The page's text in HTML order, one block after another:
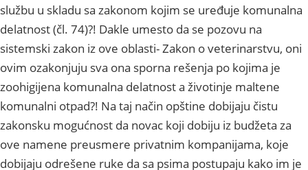
službu u skladu sa zakonom kojim se uređuje komunalna
delatnost (čl. 74)?! Dakle umesto da se pozovu na
sistemski zakon iz ove oblasti- Zakon o veterinarstvu, oni
ovim ozakonjuju sva ona sporna rešenja po kojima je
zoohigijena komunalna delatnost a životinje maltene
komunalni otpad?! Na taj način opštine dobijaju čistu
zakonsku mogućnost da novac koji dobiju iz budžeta za
ove namene preusmere privatnim kompanijama, koje
dobijaju odrešene ruke da sa psima postupaju kako im je